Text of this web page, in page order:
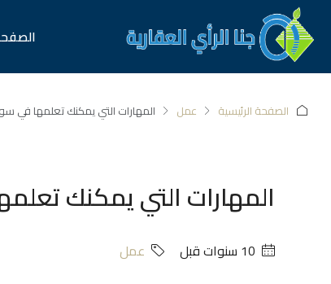
الصفحة الرئيسية عمل المهارات التي يمكنك تعلمها في
المهارات التي يمكنك
عمل